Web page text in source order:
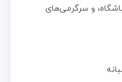
و سرگرمی‌های